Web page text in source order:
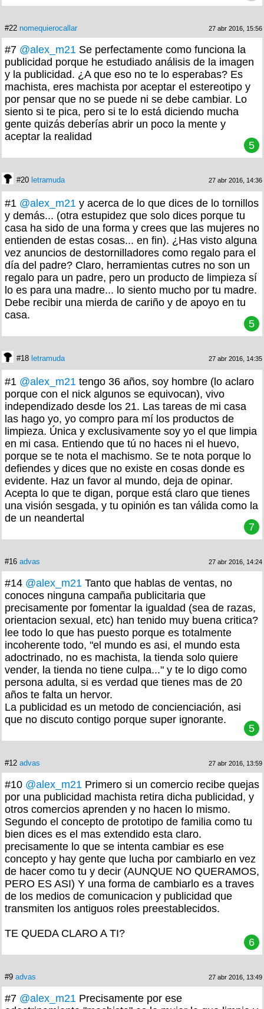
#22 nomequierocallar 27 abr 2016, 15:56
#7 @alex_m21 Se perfectamente como funciona la
publicidad porque he estudiado análisis de la imagen
y la publicidad. ¿A que eso no te lo esperabas? Es
machista, eres machista por aceptar el estereotipo y
por pensar que no se puede ni se debe cambiar. Lo
siento si te pica, pero si te lo está diciendo mucha
gente quizás deberías abrir un poco la mente y
aceptar la realidad
5
#20 letramuda 27 abr 2016, 14:36
#1 @alex_m21 y acerca de lo que dices de lo tornillos
y demás... (otra estupidez que solo dices porque tu
casa ha sido de una forma y crees que las mujeres no
entienden de estas cosas... en fin). ¿Has visto alguna
vez anuncios de destornilladores como regalo para el
día del padre? Claro, herramientas cutres no son un
regalo para un padre, pero un producto de limpieza sí
lo es para una madre... lo siento mucho por tu madre.
Debe recibir una mierda de cariño y de apoyo en tu
casa.
5
#18 letramuda 27 abr 2016, 14:35
#1 @alex_m21 tengo 36 años, soy hombre (lo aclaro
porque con el nick algunos se equivocan), vivo
independizado desde los 21. Las tareas de mi casa
las hago yo, yo compro para mí los productos de
limpieza. Única y exclusivamente soy yo el que limpia
en mi casa. Entiendo que tú no haces ni el huevo,
porque se te nota el machismo. Se te nota porque lo
defiendes y dices que no existe en cosas donde es
evidente. Haz un favor al mundo, deja de opinar.
Acepta lo que te digan, porque está claro que tienes
una visión sesgada, y tu opinión es tan válida como la
de un neandertal
7
#16 advas 27 abr 2016, 14:24
#14 @alex_m21 Tanto que hablas de ventas, no
conoces ninguna campaña publicitaria que
precisamente por fomentar la igualdad (sea de razas,
orientacion sexual, etc) han tenido muy buena critica?
lee todo lo que has puesto porque es totalmente
incoherente todo, "el mundo es asi, el mundo esta
adoctrinado, no es machista, la tienda solo quiere
vender, la tienda no tiene culpa..." y te lo digo como
persona adulta, si es verdad que tienes mas de 20
años te falta un hervor.
La publicidad es un metodo de concienciación, asi
que no discuto contigo porque super ignorante.
5
#12 advas 27 abr 2016, 13:59
#10 @alex_m21 Primero si un comercio recibe quejas
por una publicidad machista retira dicha publicidad, y
otros comercios aprenden y no hacen lo mismo.
Segundo el concepto de prototipo de familia como tu
bien dices es el mas extendido esta claro.
precisamente lo que se intenta cambiar es ese
concepto y hay gente que lucha por cambiarlo en vez
de hacer como tu y decir (AUNQUE NO QUERAMOS,
PERO ES ASI) Y una forma de cambiarlo es a traves
de los medios de comunicacion y publicidad que
transmiten los antiguos roles preestablecidos.
TE QUEDA CLARO A TI?
6
#9 advas 27 abr 2016, 13:49
#7 @alex_m21 Precisamente por ese